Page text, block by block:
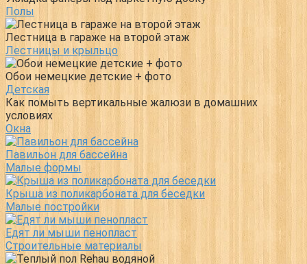
Полы
Лестница в гараже на второй этаж
Лестницы и крыльцо
Обои немецкие детские + фото
Детская
Как помыть вертикальные жалюзи в домашних
условиях
Окна
Павильон для бассейна
Малые формы
Крыша из поликарбоната для беседки
Малые постройки
Едят ли мыши пенопласт
Строительные материалы